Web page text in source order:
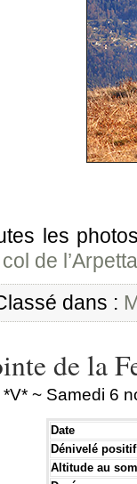
les
de
dans :
de la
*V* ~ Samedi 6
Date
Dénivelé positif
Altitude au